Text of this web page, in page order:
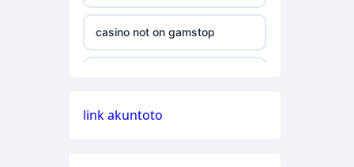
casino not on gamstop
casino not on gamstop
non gamstop casino
casino not on gamstop
casino not on gamstop
link akuntoto